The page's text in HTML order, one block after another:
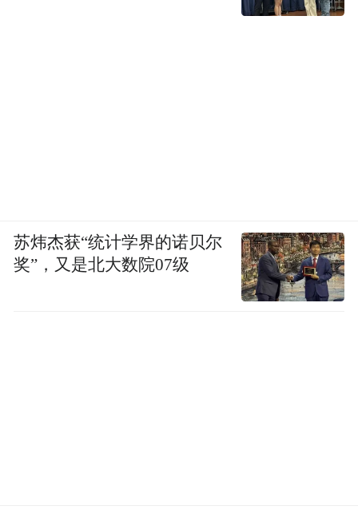
苏炜杰获“统计学界的诺贝尔
奖”，又是北大数院07级